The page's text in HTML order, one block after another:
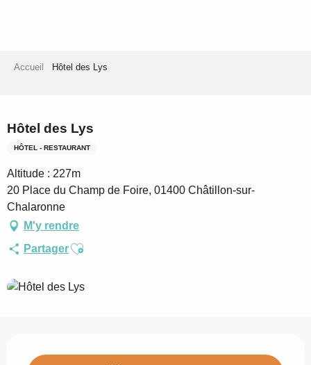
Accueil Hôtel des Lys
Hôtel des Lys
HÔTEL - RESTAURANT
Altitude : 227m
20 Place du Champ de Foire, 01400 Châtillon-sur-
Chalaronne
M'y rendre
PartagerAjouter aux favoris